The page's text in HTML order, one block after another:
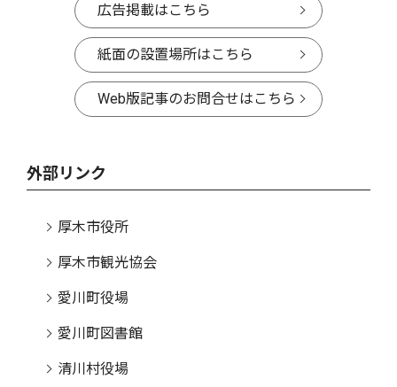
広告掲載はこちら
紙面の設置場所はこちら
Web版記事のお問合せはこちら
外部リンク
厚木市役所
厚木市観光協会
愛川町役場
愛川町図書館
清川村役場